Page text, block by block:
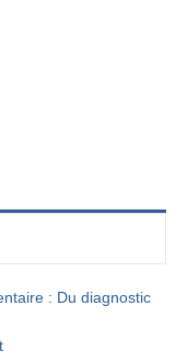
: Du diagnostic